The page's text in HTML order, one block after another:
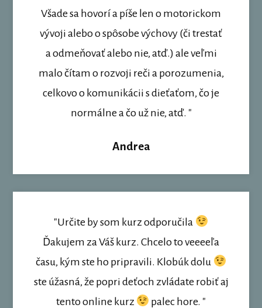
Všade sa hovorí a píše len o motorickom
vývoji alebo o spôsobe výchovy (či trestať
a odmeňovať alebo nie, atď.) ale veľmi
malo čítam o rozvoji reči a porozumenia,
celkovo o komunikácii s dieťaťom, čo je
normálne a čo už nie, atď. "
Andrea
"Určite by som kurz odporučila
Ďakujem za Váš kurz. Chcelo to veeeeľa
času, kým ste ho pripravili. Klobúk dolu
ste úžasná, že popri deťoch zvládate robiť aj
tento online kurz
palec hore. "